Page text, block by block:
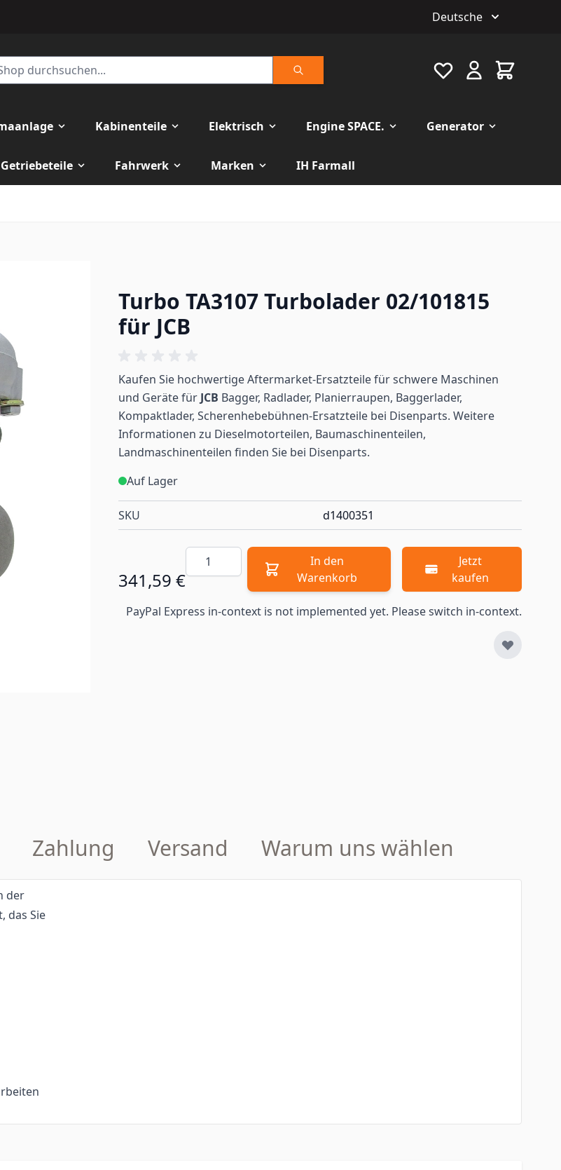
Deutsche
Suche
Favourite Warenkorb
Kabinenteile Elektrisch Engine SPACE. Generator
Getriebeteile Fahrwerk Marken
IH Farmall
Turbo TA3107 Turbolader 02/101815
für JCB
Kaufen Sie hochwertige Aftermarket-Ersatzteile für schwere Maschinen
und Geräte für JCB Bagger, Radlader, Planierraupen, Baggerlader,
Kompaktlader, Scherenhebebühnen-Ersatzteile bei Disenparts. Weitere
Informationen zu Dieselmotorteilen, Baumaschinenteilen,
Landmaschinenteilen finden Sie bei Disenparts.
Auf Lager
SKU d1400351
341,59 €
Menge
In den
Warenkorb
Jetzt
kaufen
PayPal Express in-context is not implemented yet. Please switch in-context.
Zahlung Versand Warum uns wählen
der
das Sie